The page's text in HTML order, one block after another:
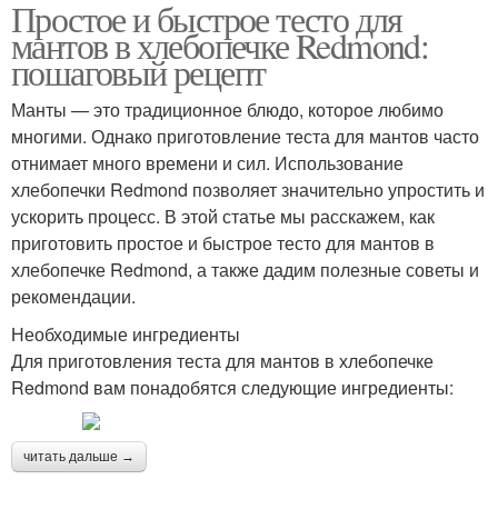
Простое и быстрое тесто для
мантов в хлебопечке Redmond:
пошаговый рецепт
Манты — это традиционное блюдо, которое любимо
многими. Однако приготовление теста для мантов часто
отнимает много времени и сил. Использование
хлебопечки Redmond позволяет значительно упростить и
ускорить процесс. В этой статье мы расскажем, как
приготовить простое и быстрое тесто для мантов в
хлебопечке Redmond, а также дадим полезные советы и
рекомендации.
Необходимые ингредиенты
Для приготовления теста для мантов в хлебопечке
Redmond вам понадобятся следующие ингредиенты:
читать дальше →